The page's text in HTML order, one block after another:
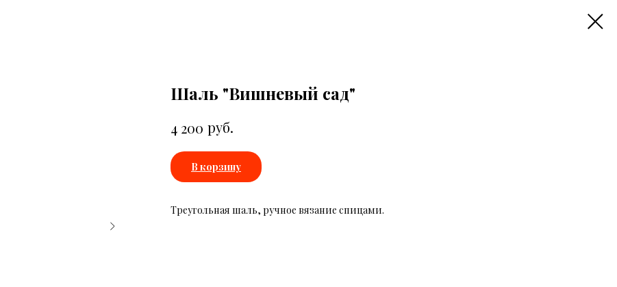
Шаль "Вишневый сад"
4 200 руб.
В корзину
Треугольная шаль, ручное вязание спицами.